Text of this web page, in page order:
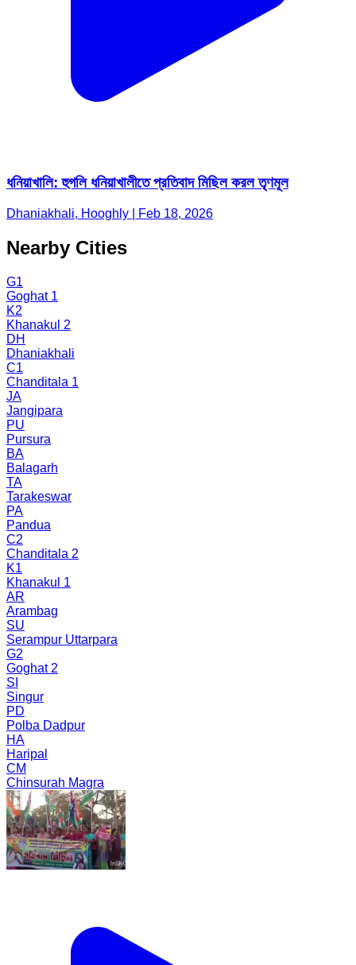
ধনিয়াখালি: হুগলি ধনিয়াখালীতে প্রতিবাদ মিছিল করল তৃণমূল
Dhaniakhali, Hooghly | Feb 18, 2026
Nearby Cities
G1
Goghat 1
K2
Khanakul 2
DH
Dhaniakhali
C1
Chanditala 1
JA
Jangipara
PU
Pursura
BA
Balagarh
TA
Tarakeswar
PA
Pandua
C2
Chanditala 2
K1
Khanakul 1
AR
Arambag
SU
Serampur Uttarpara
G2
Goghat 2
SI
Singur
PD
Polba Dadpur
HA
Haripal
CM
Chinsurah Magra